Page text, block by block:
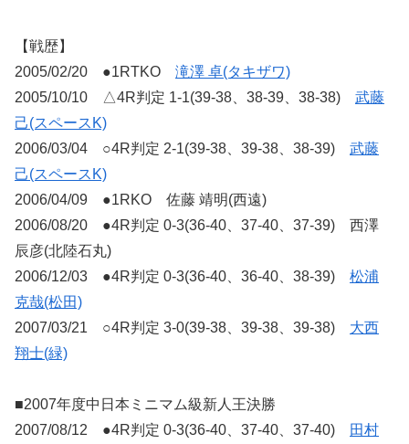
【戦歴】
2005/02/20 ●1RTKO 滝澤 卓(タキザワ)
2005/10/10 △4R判定 1-1(39-38、38-39、38-38) 武藤
己(スペースK)
2006/03/04 ○4R判定 2-1(39-38、39-38、38-39) 武藤
己(スペースK)
2006/04/09 ●1RKO 佐藤 靖明(西遠)
2006/08/20 ●4R判定 0-3(36-40、37-40、37-39) 西澤
辰彦(北陸石丸)
2006/12/03 ●4R判定 0-3(36-40、36-40、38-39) 松浦
克哉(松田)
2007/03/21 ○4R判定 3-0(39-38、39-38、39-38) 大西
翔士(緑)
■2007年度中日本ミニマム級新人王決勝
2007/08/12 ●4R判定 0-3(36-40、37-40、37-40)
田村